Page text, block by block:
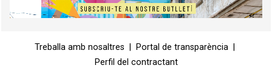
Treballa amb nosaltres
Portal de transparència
Perfil del contractant